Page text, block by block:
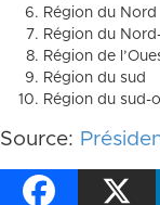
Région du Nord
Région du
Région de
Région du sud
Région du sud-
Source: